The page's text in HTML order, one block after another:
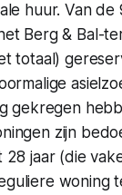
huur. Van de
Berg & Bal-
totaal)
gekregen
zijn
28 jaar (die
woning